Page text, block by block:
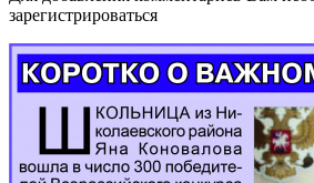
зарегистрироваться